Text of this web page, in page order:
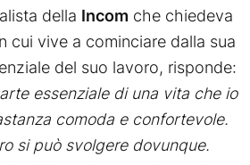
della Incom che chiedeva
cui vive a cominciare dalla sua
del suo lavoro, risponde:
essenziale di una vita che io
comoda e confortevole.
si può svolgere dovunque.